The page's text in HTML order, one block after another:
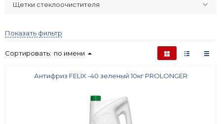
Щетки стеклоочистителя
Показать фильтр
Сортировать: по имени
Антифриз FELIX -40 зеленый 10кг PROLONGER